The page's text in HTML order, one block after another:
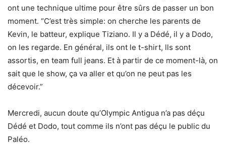
ont une technique ultime pour être sûrs de passer un bon
moment. “C’est très simple: on cherche les parents de
Kevin, le batteur, explique Tiziano. Il y a Dédé, il y a Dodo,
on les regarde. En général, ils ont le t-shirt, lls sont
assortis, en team full jeans. Et à partir de ce moment-là, on
sait que le show, ça va aller et qu’on ne peut pas les
décevoir.”
Mercredi, aucun doute qu’Olympic Antigua n’a pas déçu
Dédé et Dodo, tout comme ils n’ont pas déçu le public du
Paléo.